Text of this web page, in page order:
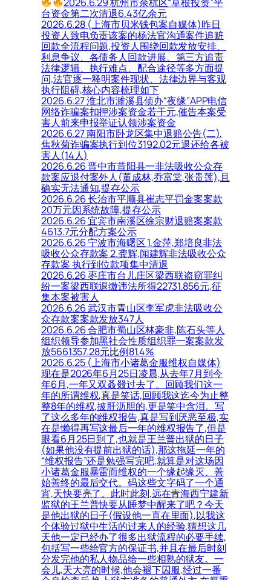
台资金第二次清退6.43亿余元
2026.6.28 (上海市贝米钱包案自媒体)昨日
投资人致电负责该案的杨法官沟通案件追赃
回款全流程问题,投资人围绕回款发放安排、
利息争议、各债务人回款进展、第三方追责
法律逻辑、执行难点、配合途径等多方面提
问,法官逐一释明案件现状、法律边界与客观
执行阻碍,核心内容梳理如下
2026.6.27 淮北市濉溪县侦办“夜缘”APP电信
网络诈骗案扣押涉案资金若干元,催告本案受
害人前来申报举证认领涉案资金
2026.6.27 南阳市卧龙区集中退赔公告(二),
焦秋菊诈骗案执行到位3192.02元退还给各被
害人(14人)
2026.6.26 晋中市昔阳县一非法吸收公众存
款案应退付案外人(董成林,乔富棠,张贵莲),且
确实无法通知,提存公示
2026.6.26 长治市平顺县崔志平罚金案案款
20万元因系统故障,提存公示
2026.6.26 宜宾市南溪区徐宗财退赔案案款
4613.7元分配方案公示
2026.6.26 宁波市海曙区 1.金萍,郑培良非法
吸收公众存款案 2.龚辉,闻建辉非法吸收公众
存款案 执行到位款项集中清退
2026.6.26 枣庄市台儿庄区梁西联盗窃罪纠
纷一案梁西联退缴违法所得22731.856元,征
集本案被害人
2026.6.26 武汉市青山区李军虎非法吸收公
众存款案案款发放347人
2026.6.26 合肥市蜀山区林豪非,陈石头等人
组织领导参加黑社会性质组织罪一案案款发
放5661357.28元比例81.4%
2026.6.25 (上海市小诸葛金服维权自媒体)
现在是2026年6月25日凌晨,从去年7月到今
年6月,一年又双叒叕过去了。回顾我们这一
年的所谓维权,真是笑话,回顾我这迄今为止整
整8年的维权,披肝沥胆的,更是笑中含泪。写
了这么多年的维权报告,真是写到厌恶至极,实
在是懒得再写这最后一年的维权报告了,但是
眼看6月25日到了,也就是王兰普出狱的日子
(如果他没有提前出狱的话),那这拖延一年的
“维权报告”还是勉强写完吧,就算是对这场因
小诸葛金服暴雷而维权的一个缘起缘灭、善
始善终的最后交代。码这些文字码了一个通
宵,天快要亮了。此时此刻,远在青海西宁建新
监狱的王兰普快要从睡梦中醒来了吧？今天
是他出狱的日子(假设他一直在里面),以我这
个体验过狱中生活的过来人的经验,猜想这几
天他一定已经办了很多出狱流程的必要手续,
包括写一些给官方的保证书,并且在最后时刻
分发完他的私人物品给一些相熟的狱友。一
会儿,天大亮的时候,他会褪下囚服,经过一番